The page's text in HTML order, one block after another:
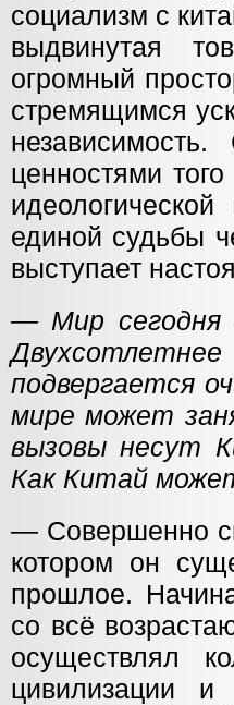
социализм с
выдвинутая
огромный
стремящимся
ценностями
единой судьбы
выступает
— Мир сегодня
подвергается
мире может
вызовы несут
Как Китай
— Совершенно
котором он
прошлое.
со всё
осуществлял
цивилизации